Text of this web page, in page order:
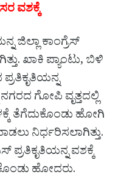
ವಶಕ್ಕೆ
ಜಿಲ್ಲಾ ಕಾಂಗ್ರೆಸ್
ಖಾಕಿ ಪ್ಯಾಂಟು, ಬಿಳಿ
ನಗರದ ಗೋಪಿ ವೃತ್ತದಲ್ಲಿ
ತೆಗೆದುಕೊಂಡು ಹೋಗಿ
ನಿರ್ಧರಿಸಲಾಗಿತ್ತು.
ವಶಕ್ಕೆ
ಹೋದರು.